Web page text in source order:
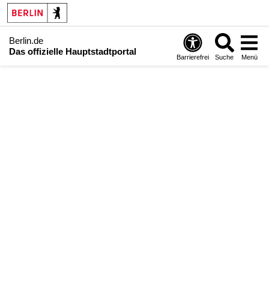
Berlin.de
Das offizielle Hauptstadtportal
Barrierefrei Suche Menü